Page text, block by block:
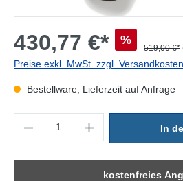
430,77 €* %
519,00 €*
Preise exkl. MwSt. zzgl. Versandkosten
Bestellware, Lieferzeit auf Anfrage
In
kostenfreies